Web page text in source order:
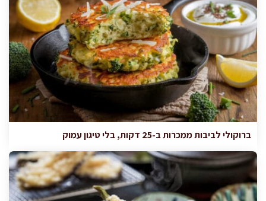
ברוקולי לביבות ממכרות ב-25 דקות, בלי טיגון עמוק